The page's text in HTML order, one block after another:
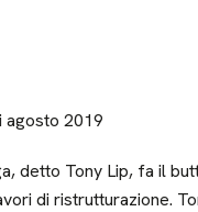
agosto 2019
detto Tony Lip, fa il
di ristrutturazione.